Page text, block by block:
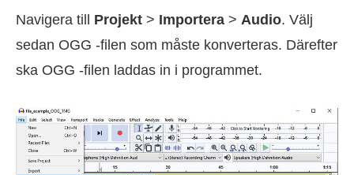
Navigera till Projekt > Importera > Audio. Välj
sedan OGG -filen som måste konverteras. Därefter
ska OGG -filen laddas in i programmet.